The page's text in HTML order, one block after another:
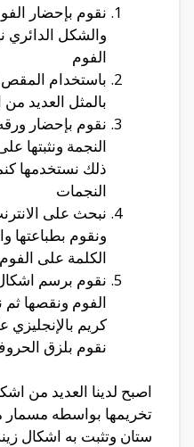
نقوم بإحضار
والشكل
الفوم
باستخدام
بالمثل العديد من
نقوم بإحضار
النجمة ونثبتها
ذلك نستخدمها
النجمات
نبحث على
ونقوم بطباعتها
الكلمة على
نقوم برسم
الفوم ونقصها
كريم
نقوم بلزق
اصبح لدينا العديد من
تخريمها بواسطه
ستان وتثبت به اشكال